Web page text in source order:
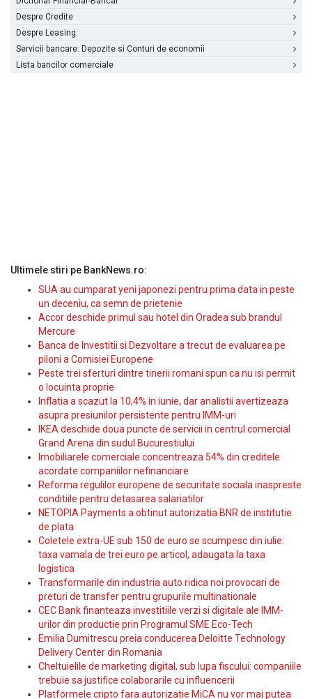
Despre Credite
Despre Leasing
Servicii bancare: Depozite si Conturi de economii
Lista bancilor comerciale
Ultimele stiri pe BankNews.ro:
SUA au cumparat yeni japonezi pentru prima data in peste
un deceniu, ca semn de prietenie
Accor deschide primul sau hotel din Oradea sub brandul
Mercure
Banca de Investitii si Dezvoltare a trecut de evaluarea pe
piloni a Comisiei Europene
Peste trei sferturi dintre tinerii romani spun ca nu isi permit
o locuinta proprie
Inflatia a scazut la 10,4% in iunie, dar analistii avertizeaza
asupra presiunilor persistente pentru IMM-uri
IKEA deschide doua puncte de servicii in centrul comercial
Grand Arena din sudul Bucurestiului
Imobiliarele comerciale concentreaza 54% din creditele
acordate companiilor nefinanciare
Reforma regulilor europene de securitate sociala inaspreste
conditiile pentru detasarea salariatilor
NETOPIA Payments a obtinut autorizatia BNR de institutie
de plata
Coletele extra-UE sub 150 de euro se scumpesc din iulie:
taxa vamala de trei euro pe articol, adaugata la taxa
logistica
Transformarile din industria auto ridica noi provocari de
preturi de transfer pentru grupurile multinationale
CEC Bank finanteaza investitiile verzi si digitale ale IMM-
urilor din productie prin Programul SME Eco-Tech
Emilia Dumitrescu preia conducerea Deloitte Technology
Delivery Center din Romania
Cheltuielile de marketing digital, sub lupa fiscului: companiile
trebuie sa justifice colaborarile cu influencerii
Platformele cripto fara autorizatie MiCA nu vor mai putea